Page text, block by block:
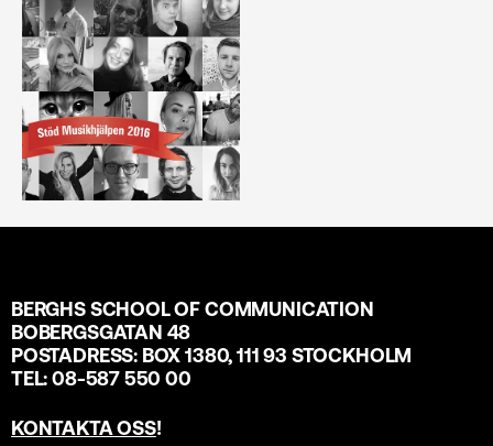
BERGHS SCHOOL OF COMMUNICATION
BOBERGSGATAN 48
POSTADRESS: BOX 1380, 111 93 STOCKHOLM
TEL: 08-587 550 00
KONTAKTA OSS!